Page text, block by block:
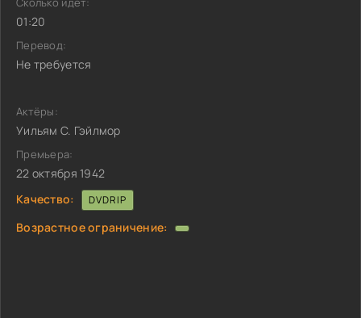
01:20
Перевод:
Не требуется
Актёры:
Уильям С. Гэйлмор
Премьера:
22 октября 1942
Качество:
DVDRIP
Возрастное ограничение: